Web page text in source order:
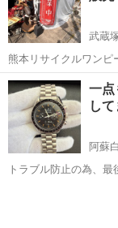
武蔵
熊本リサイクルワンピースです！！ 昔懐かし
ーク雑貨 ヴィンテー
お部屋のインテリアや
にも最適👍 使わな...
熊本 熊本市
一点
し
阿蘇
トラブル防止の為、最後まで確認下